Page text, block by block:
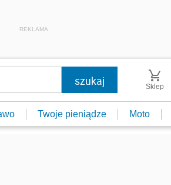
REKLAMA
Sklep
Twoje pieniądze Moto